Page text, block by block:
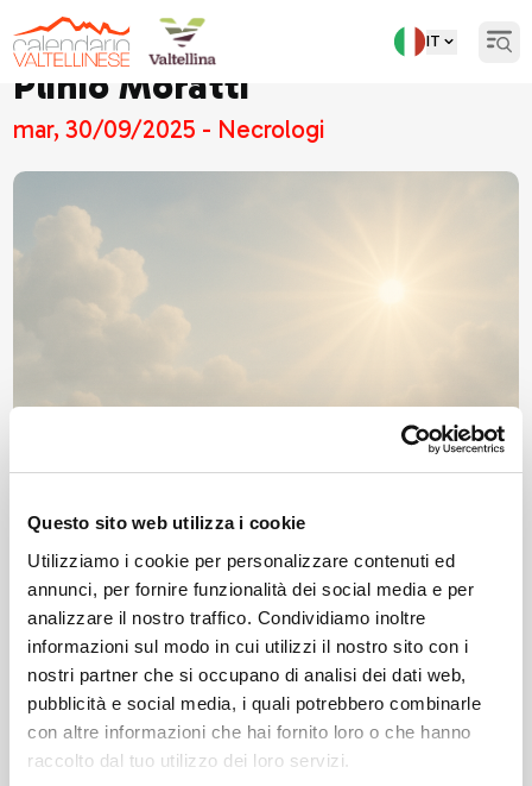
Questo sito web utilizza i cookie
Utilizziamo i cookie per personalizzare contenuti ed
annunci, per fornire funzionalità dei social media e per
analizzare il nostro traffico. Condividiamo inoltre
informazioni sul modo in cui utilizzi il nostro sito con i
nostri partner che si occupano di analisi dei dati web,
pubblicità e social media, i quali potrebbero combinarle
con altre informazioni che hai fornito loro o che hanno
raccolto dal tuo utilizzo dei loro servizi.
IT
Plinio Moratti
mar, 30/09/2025 - Necrologi
Leggi qui il necrologio: